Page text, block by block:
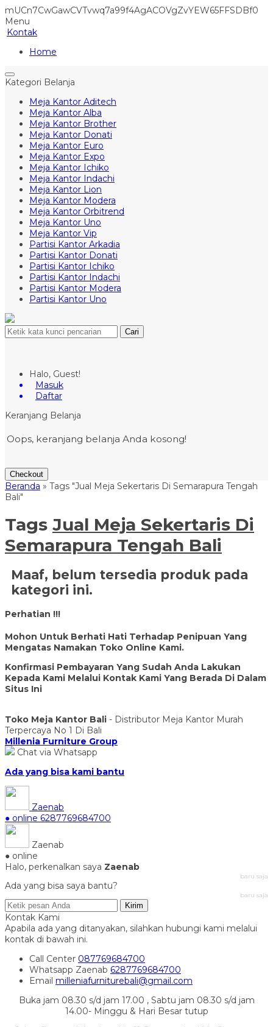
mUCn7CwGawCVTvwq7a99f4AgACOVgZvYEW65FFSDBf0
Menu
Kontak
Home
Kategori Belanja
Meja Kantor Aditech
Meja Kantor Alba
Meja Kantor Brother
Meja Kantor Donati
Meja Kantor Euro
Meja Kantor Expo
Meja Kantor Ichiko
Meja Kantor Indachi
Meja Kantor Lion
Meja Kantor Modera
Meja Kantor Orbitrend
Meja Kantor Uno
Meja Kantor Vip
Partisi Kantor Arkadia
Partisi Kantor Donati
Partisi Kantor Ichiko
Partisi Kantor Indachi
Partisi Kantor Modera
Partisi Kantor Uno
Cari
Halo, Guest!
Masuk
Daftar
Keranjang Belanja
Oops, keranjang belanja Anda kosong!
Checkout
Beranda » Tags "Jual Meja Sekertaris Di Semarapura Tengah
Bali"
Tags Jual Meja Sekertaris Di
Semarapura Tengah Bali
Maaf, belum tersedia produk pada
kategori ini.
Perhatian !!!
Mohon Untuk Berhati Hati Terhadap Penipuan Yang
Mengatas Namakan Toko Online Kami.
Konfirmasi Pembayaran Yang Sudah Anda Lakukan
Kepada Kami Melalui Kontak Kami Yang Berada Di Dalam
Situs Ini
Toko Meja Kantor Bali - Distributor Meja Kantor Murah
Terpercaya No 1 Di Bali
Millenia Furniture Group
Chat via Whatsapp
Ada yang bisa kami bantu
Zaenab
● online 6287769684700
Zaenab
● online
Halo, perkenalkan saya Zaenab
baru saja
Ada yang bisa saya bantu?
baru saja
Kirim
Kontak Kami
Apabila ada yang ditanyakan, silahkan hubungi kami melalui
kontak di bawah ini.
Call Center 087769684700
Whatsapp Zaenab 6287769684700
Email milleniafurniturebali@gmail.com
Buka jam 08.30 s/d jam 17.00 , Sabtu jam 08.30 s/d jam
14.00- Minggu & Hari Besar tutup